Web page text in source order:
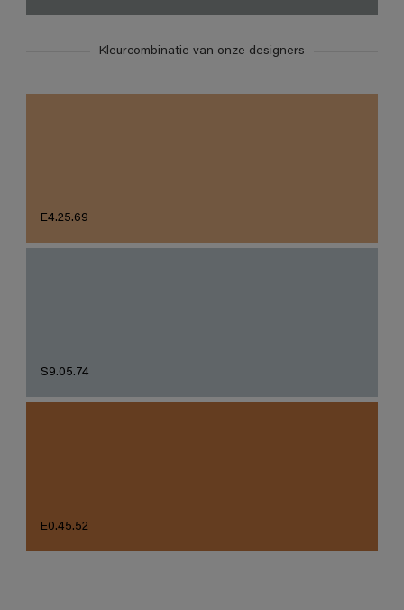
Kleurcombinatie van onze designers
E4.25.69
S9.05.74
E0.45.52